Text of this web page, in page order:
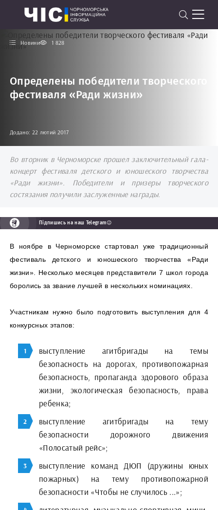
Новини 1 828
Определены победители творческого
фестиваля «Ради жизни»
Додано: 22 лютий 2017
Во вторник в Черноморске прошел заключительный гала-
концерт фестиваля детского и юношеского творчества
«Ради жизни». Победители и призеры творческого
состязания получили заслуженные награды.
Підпишись на наш Telegram😉
В ноябре в Черноморске стартовал уже традиционный
фестиваль детского и юношеского творчества «Ради
жизни». Несколько месяцев представители 7 школ города
боролись за звание лучшей в нескольких номинациях.
Участникам нужно было подготовить выступления для 4
конкурсных этапов:
выступление агитбригады на темы
безопасность на дорогах, противопожарная
безопасность, пропаганда здорового образа
жизни, экологическая безопасность, права
ребенка;
выступление агитбригады на тему
безопасности дорожного движения
«Полосатый рейс»;
выступление команд ДЮП (дружины юных
пожарных) на тему противопожарной
безопасности «Чтобы не случилось ...»;